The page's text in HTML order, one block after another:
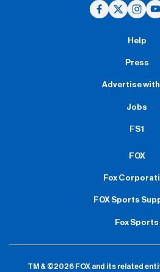
Help
Press
Advertise with
Jobs
FS1
FOX
Fox
FOX Sports
Fox Sports
TM & ©2026 FOX and its related